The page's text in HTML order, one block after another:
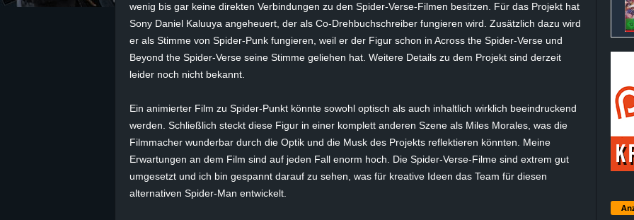
c
h
t
e
wenig bis gar keine direkten Verbindungen zu den Spider-Verse-Filmen besitzen. Für das Projekt hat
Sony Daniel Kaluuya angeheuert, der als Co-Drehbuchschreiber fungieren wird. Zusätzlich dazu wird
er als Stimme von Spider-Punk fungieren, weil er der Figur schon in Across the Spider-Verse und
Beyond the Spider-Verse seine Stimme geliehen hat. Weitere Details zu dem Projekt sind derzeit
leider noch nicht bekannt.
Ein animierter Film zu Spider-Punkt könnte sowohl optisch als auch inhaltlich wirklich beeindruckend
werden. Schließlich steckt diese Figur in einer komplett anderen Szene als Miles Morales, was die
Filmmacher wunderbar durch die Optik und die Musk des Projekts reflektieren könnten. Meine
Erwartungen an dem Film sind auf jeden Fall enorm hoch. Die Spider-Verse-Filme sind extrem gut
umgesetzt und ich bin gespannt darauf zu sehen, was für kreative Ideen das Team für diesen
alternativen Spider-Man entwickelt.